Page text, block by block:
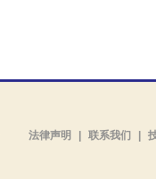
法律声明 联系我们